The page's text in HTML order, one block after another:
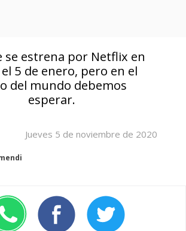
se estrena por Netflix en
el 5 de enero, pero en el
del mundo debemos
esperar.
Jueves 5 de noviembre de 2020